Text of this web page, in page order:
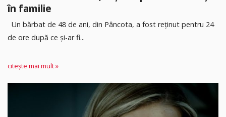
în familie
Un bărbat de 48 de ani, din Pâncota, a fost reținut pentru 24
de ore după ce și-ar fi...
citește mai mult »